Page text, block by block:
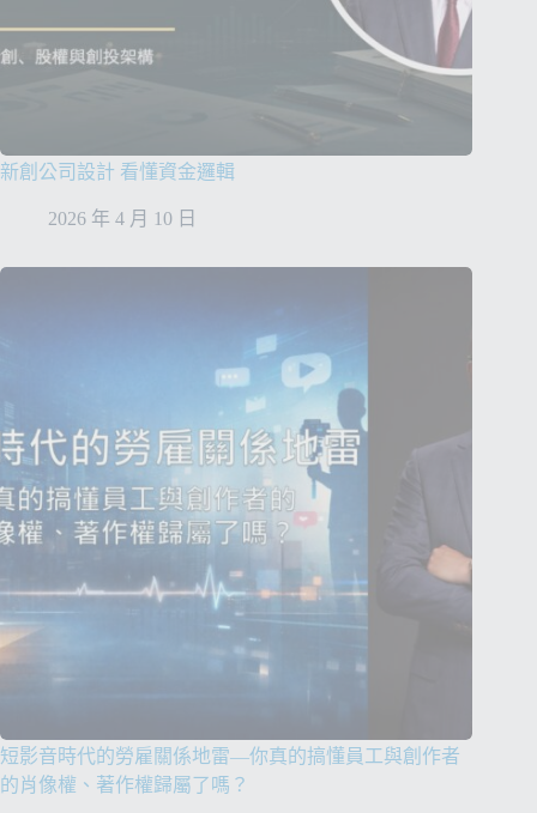
新創公司設計 看懂資金邏輯
2026 年 4 月 10 日
短影音時代的勞雇關係地雷—你真的搞懂員工與創作者
的肖像權、著作權歸屬了嗎？